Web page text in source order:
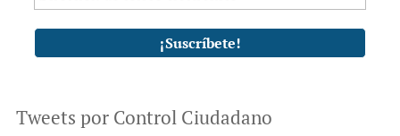
Tweets por Control Ciudadano